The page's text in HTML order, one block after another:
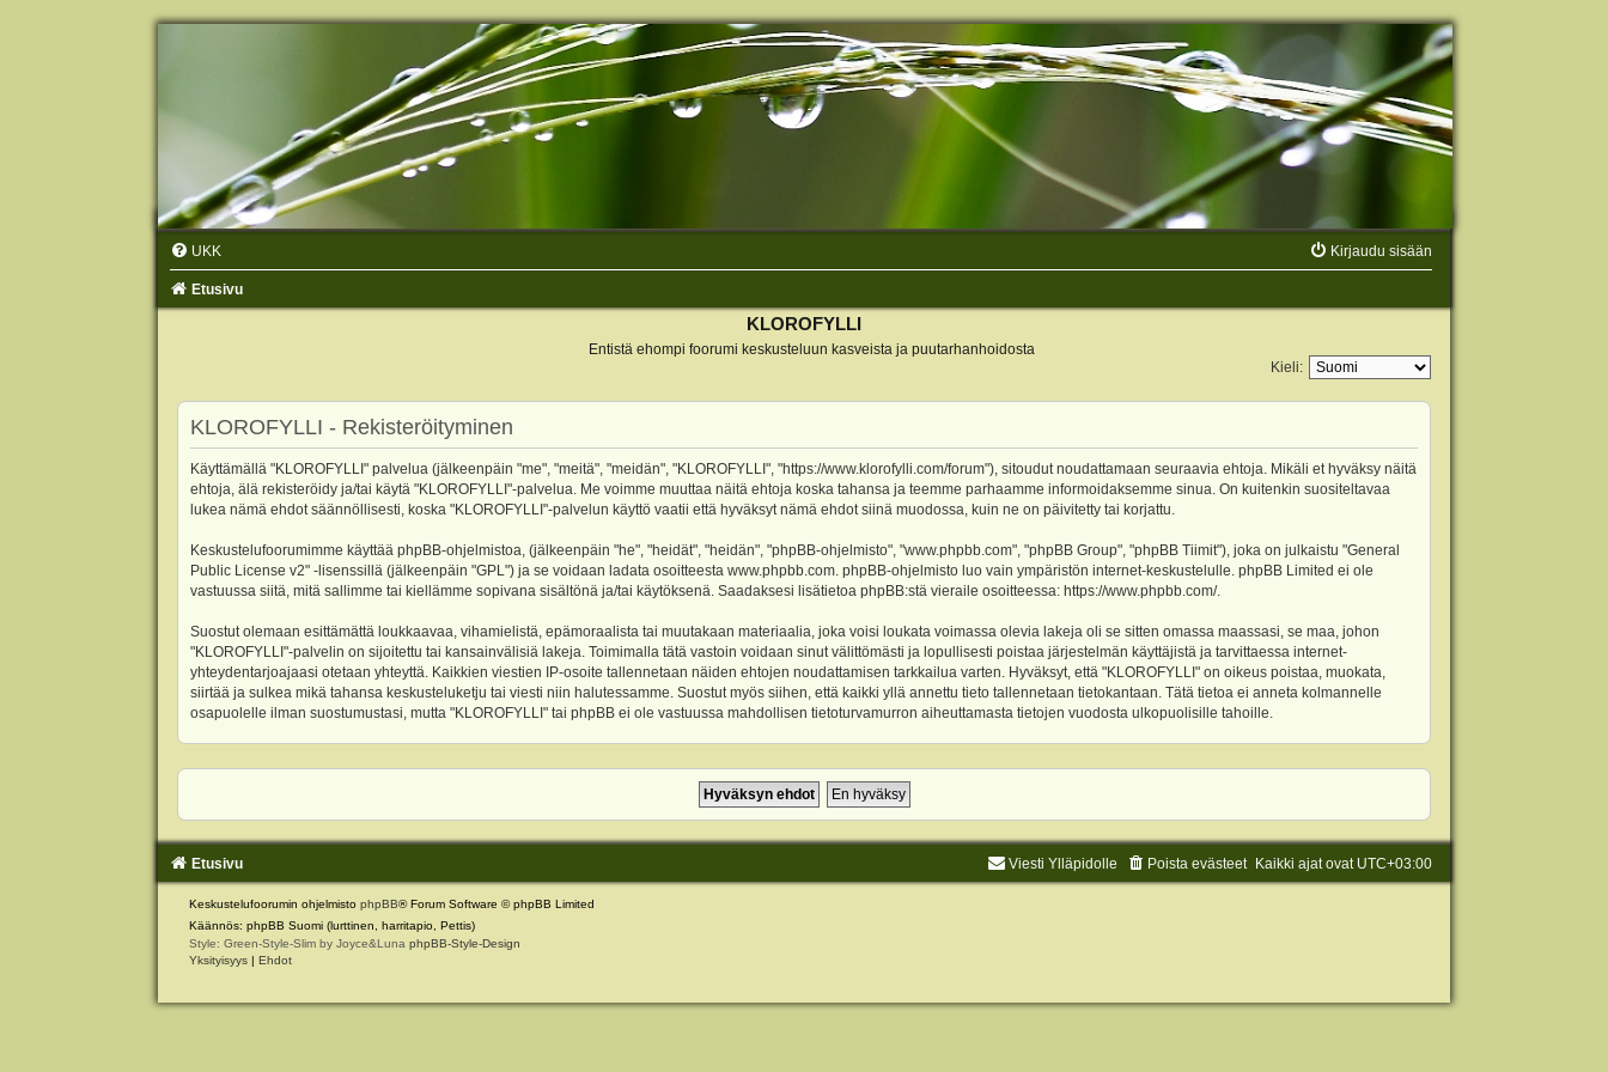
UKK Kirjaudu sisään
Etusivu
KLOROFYLLI
Entistä ehompi foorumi keskusteluun kasveista ja puutarhanhoidosta
Kieli:
KLOROFYLLI - Rekisteröityminen
Käyttämällä "KLOROFYLLI" palvelua (jälkeenpäin "me", "meitä", "meidän", "KLOROFYLLI", "https://www.klorofylli.com/forum"), sitoudut noudattamaan seuraavia ehtoja. Mikäli et hyväksy näitä
ehtoja, älä rekisteröidy ja/tai käytä "KLOROFYLLI"-palvelua. Me voimme muuttaa näitä ehtoja koska tahansa ja teemme parhaamme informoidaksemme sinua. On kuitenkin suositeltavaa
lukea nämä ehdot säännöllisesti, koska "KLOROFYLLI"-palvelun käyttö vaatii että hyväksyt nämä ehdot siinä muodossa, kuin ne on päivitetty tai korjattu.
Keskustelufoorumimme käyttää phpBB-ohjelmistoa, (jälkeenpäin "he", "heidät", "heidän", "phpBB-ohjelmisto", "www.phpbb.com", "phpBB Group", "phpBB Tiimit"), joka on julkaistu "General
Public License v2" -lisenssillä (jälkeenpäin "GPL") ja se voidaan ladata osoitteesta www.phpbb.com. phpBB-ohjelmisto luo vain ympäristön internet-keskustelulle. phpBB Limited ei ole
vastuussa siitä, mitä sallimme tai kiellämme sopivana sisältönä ja/tai käytöksenä. Saadaksesi lisätietoa phpBB:stä vieraile osoitteessa: https://www.phpbb.com/.
Suostut olemaan esittämättä loukkaavaa, vihamielistä, epämoraalista tai muutakaan materiaalia, joka voisi loukata voimassa olevia lakeja oli se sitten omassa maassasi, se maa, johon
"KLOROFYLLI"-palvelin on sijoitettu tai kansainvälisiä lakeja. Toimimalla tätä vastoin voidaan sinut välittömästi ja lopullisesti poistaa järjestelmän käyttäjistä ja tarvittaessa internet-
yhteydentarjoajaasi otetaan yhteyttä. Kaikkien viestien IP-osoite tallennetaan näiden ehtojen noudattamisen tarkkailua varten. Hyväksyt, että "KLOROFYLLI" on oikeus poistaa, muokata,
siirtää ja sulkea mikä tahansa keskusteluketju tai viesti niin halutessamme. Suostut myös siihen, että kaikki yllä annettu tieto tallennetaan tietokantaan. Tätä tietoa ei anneta kolmannelle
osapuolelle ilman suostumustasi, mutta "KLOROFYLLI" tai phpBB ei ole vastuussa mahdollisen tietoturvamurron aiheuttamasta tietojen vuodosta ulkopuolisille tahoille.
Etusivu Kaikki ajat ovat UTC+03:00
Poista evästeet
Viesti Ylläpidolle
Keskustelufoorumin ohjelmisto phpBB® Forum Software © phpBB Limited
Käännös: phpBB Suomi (lurttinen, harritapio, Pettis)
Style: Green-Style-Slim by Joyce&Luna phpBB-Style-Design
Yksityisyys | Ehdot